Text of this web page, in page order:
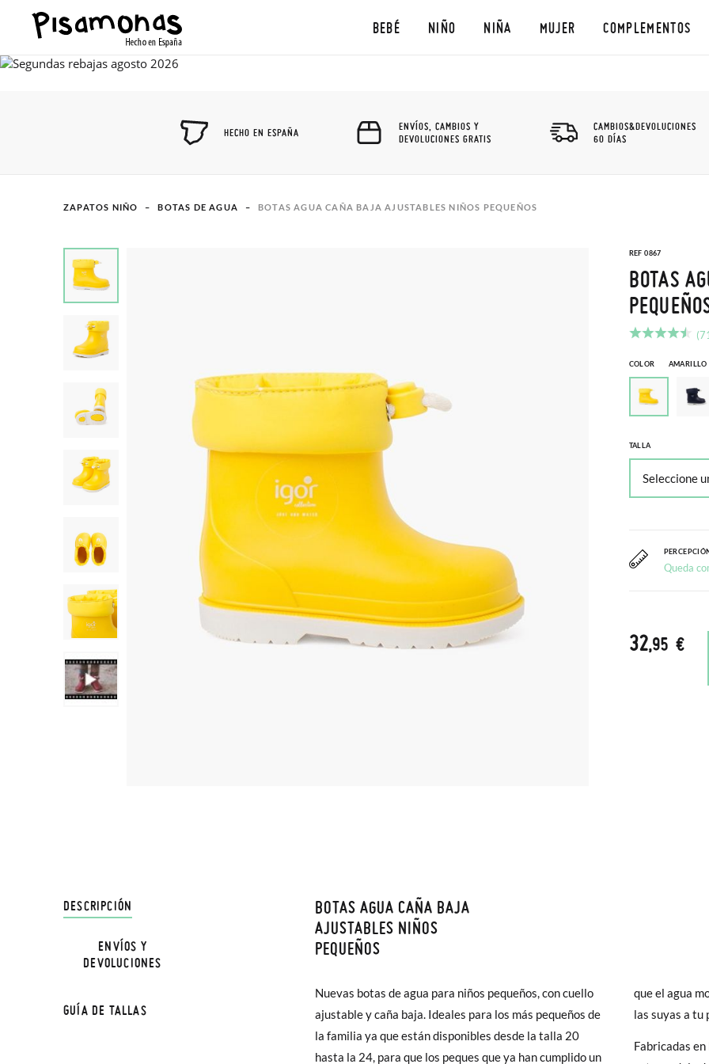
BEBÉ NIÑO NIÑA MUJER COMPLEMENTOS
HECHO EN ESPAÑA
ENVÍOS, CAMBIOS Y
DEVOLUCIONES GRATIS
CAMBIOS&DEVOLUCIONES
60 DÍAS
ZAPATOS NIÑO BOTAS DE AGUA BOTAS AGUA CAÑA BAJA AJUSTABLES NIÑOS PEQUEÑOS
REF 0867
BOTAS
COLOR AMARILLO
TALLA
Queda
32,95 €
DESCRIPCIÓN
BOTAS AGUA CAÑA BAJA
AJUSTABLES NIÑOS
PEQUEÑOS
Nuevas botas de agua para niños pequeños, con cuello
ajustable y caña baja. Ideales para los más pequeños de
la familia ya que están disponibles desde la talla 20
hasta la 24, para que los peques que ya han cumplido un
que el agua moje su ropa, ¿a qué esperas para comprarle
las suyas a tu
Fabricadas
ENVÍOS Y
DEVOLUCIONES
En Pisamonas todos los Envíos son GRATIS y los Cambios de Talla/Color
hasta en 60 días. ¡Te acercamos nuestra tienda física hasta la puerta de tu
poco más (3,95€) elegir Envío Urgente en Península.
En Baleares el tiempo de envío es de 3-4 días laborables.
Sólo en Pisamonas envíos y cambios gratis, sin importe mínimo, sin
GUÍA DE TALLAS
NOTA: Las medidas de la tabla son de este modelo en concreto, y de la
22